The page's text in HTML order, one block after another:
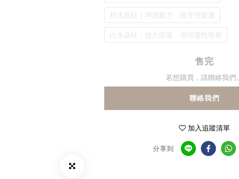
粉水晶柱｜增加魅力．提升戀愛運
白水晶柱｜放大能量．增強靈性發展
售完
若想購買，請聯絡我們。
聯絡我們
加入追蹤清單
分享到